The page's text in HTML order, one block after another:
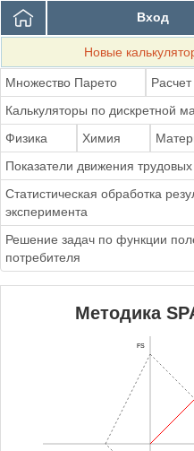
Вход
Новые
Множество Парето
Калькуляторы по дискретной
Физика
Химия
Показатели движения
Статистическая обработка
эксперимента
Решение задач по функции
потребителя
Методика
FS